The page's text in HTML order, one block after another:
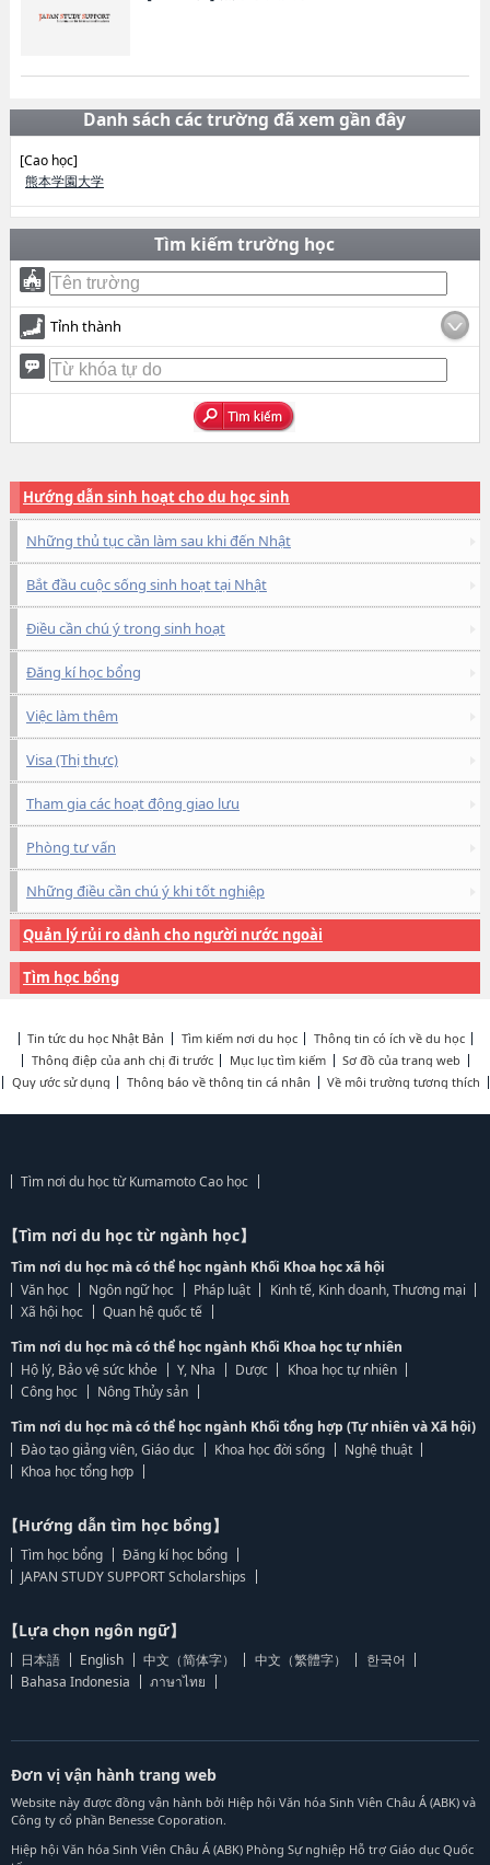
Danh sách các trường đã xem gần đây
[Cao học]
熊本学園大学
Tìm kiếm trường học
Tỉnh thành
Hướng dẫn sinh hoạt cho du học sinh
Những thủ tục cần làm sau khi đến Nhật
Bắt đầu cuộc sống sinh hoạt tại Nhật
Điều cần chú ý trong sinh hoạt
Đăng kí học bổng
Việc làm thêm
Visa (Thị thực)
Tham gia các hoạt động giao lưu
Phòng tư vấn
Những điều cần chú ý khi tốt nghiệp
Quản lý rủi ro dành cho người nước ngoài
Tìm học bổng
Tin tức du học Nhật Bản Tìm kiếm nơi du học
Thông tin có ích về du học
Thông điệp của anh chị đi trước
Mục lục tìm kiếm
Sơ đồ của trang web
Quy ước sử dụng
Thông báo về thông tin cá nhân Về môi trường tương thích
Tìm nơi du học từ Kumamoto Cao học
【Tìm nơi du học từ ngành học】
Tìm nơi du học mà có thể học ngành Khối Khoa học xã hội
Văn học
Ngôn ngữ học Pháp luật
Kinh tế, Kinh doanh, Thương mại
Xã hội học
Quan hệ quốc tế
Tìm nơi du học mà có thể học ngành Khối Khoa học tự nhiên
Hộ lý, Bảo vệ sức khỏe
Y, Nha Dược
Khoa học tự nhiên
Công học
Nông Thủy sản
Tìm nơi du học mà có thể học ngành Khối tổng hợp (Tự nhiên và Xã hội)
Đào tạo giảng viên, Giáo dục
Khoa học đời sống
Nghệ thuật
Khoa học tổng hợp
【Hướng dẫn tìm học bổng】
Tìm học bổng
Đăng kí học bổng
JAPAN STUDY SUPPORT Scholarships
【Lựa chọn ngôn ngữ】
日本語 English 中文（简体字） 中文（繁體字）
한국어
Bahasa Indonesia
ภาษาไทย
Đơn vị vận hành trang web
Website này được đồng vận hành bởi Hiệp hội Văn hóa Sinh Viên Châu Á (ABK) và
Công ty cổ phần Benesse Coporation.
Hiệp hội Văn hóa Sinh Viên Châu Á (ABK) Phòng Sự nghiệp Hỗ trợ Giáo dục Quốc